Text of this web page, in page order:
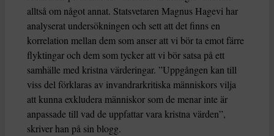
alltså om något annat. Statsvetaren Magnus Hagevi har
analyserat undersökningen och sett att det finns en
korrelation mellan dem som anser att vi bör ta emot färre
flyktingar och dem som tycker att vi bör satsa på ett
samhälle med kristna värderingar. ”Uppgången kan till
viss del förklaras av invandrarkritiska människors vilja
att kunna exkludera människor som de menar inte är
anpassade till vad de uppfattar vara kristna värden”,
skriver han på sin blogg.